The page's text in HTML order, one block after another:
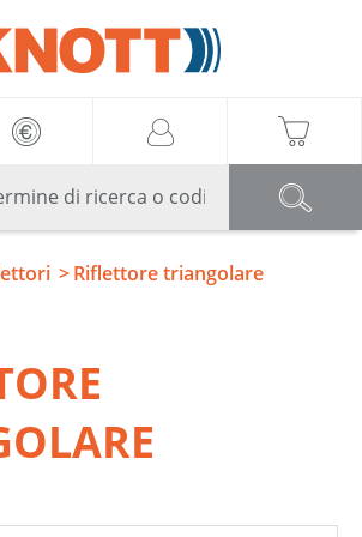
Riflettore triangolare